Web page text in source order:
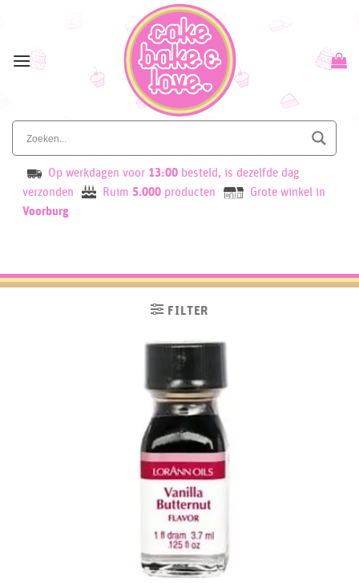
content
Op werkdagen voor 13:00 besteld, is dezelfde dag
verzonden
Ruim 5.000 producten
Grote winkel in
Voorburg
FILTER